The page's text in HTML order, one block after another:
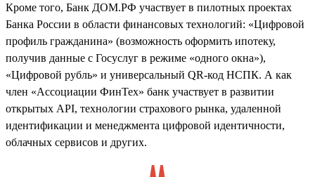
Кроме того, Банк ДОМ.РФ участвует в пилотных проектах
Банка России в области финансовых технологий: «Цифровой
профиль гражданина» (возможность оформить ипотеку,
получив данные с Госуслуг в режиме «одного окна»),
«Цифровой рубль» и универсальный QR-код НСПК. А как
член «Ассоциации ФинТех» банк участвует в развитии
открытых API, технологии страхового рынка, удаленной
идентификации и менеджмента цифровой идентичности,
облачных сервисов и других.